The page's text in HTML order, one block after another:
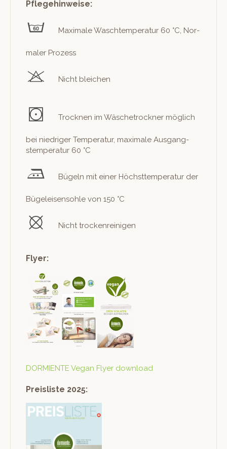
Pflegehinweise:
Max­i­male Waschtem­per­atur 60 °C, Nor­
maler Prozess
Nicht bleichen
Trock­nen im Wäschetrock­n­er möglich
bei niedriger Tem­per­atur, max­i­male Aus­gang­
stem­per­atur 60 °C
Bügeln mit ein­er Höch­st­tem­per­atur der
Bügeleisen­sohle von 150 °C
Nicht trockenreinigen
Flyer:
DORMIENTE Veg­an Fly­er download
Preisliste 2025: